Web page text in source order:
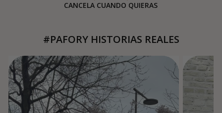
CANCELA CUANDO QUIERAS
#PAFORY HISTORIAS REALES